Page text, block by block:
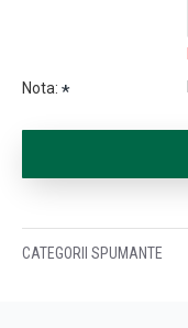
Nota:
CATEGORII SPUMANTE